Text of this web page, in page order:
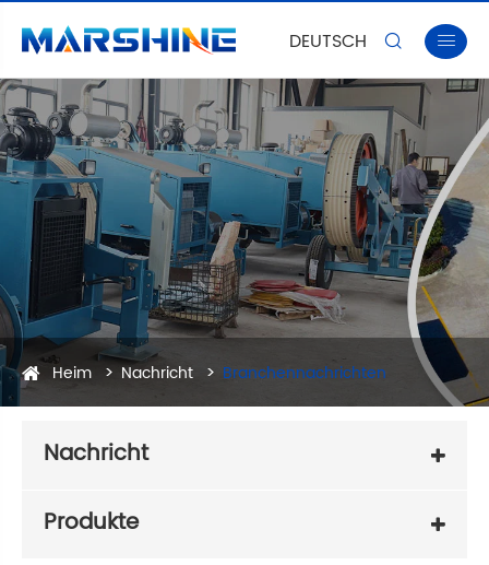
DEUTSCH  
Heim Nachricht Branchennachrichten
Nachricht
Produkte